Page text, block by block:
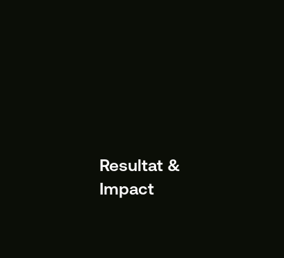
Resultat &
Impact